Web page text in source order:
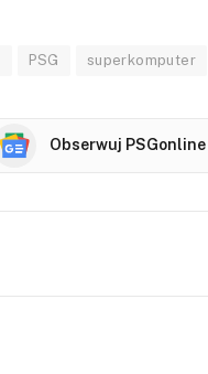
PSG superkomputer
Obserwuj